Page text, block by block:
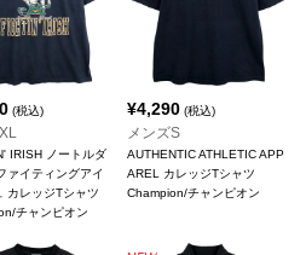
(税込)
IRISH ノートルダ
ァイティングアイ
カレッジTシャツ
チャンピオン
¥4,290 (税込)
メンズS
AUTHENTIC ATHLETIC APP
AREL カレッジTシャツ
Champion/チャンピオン